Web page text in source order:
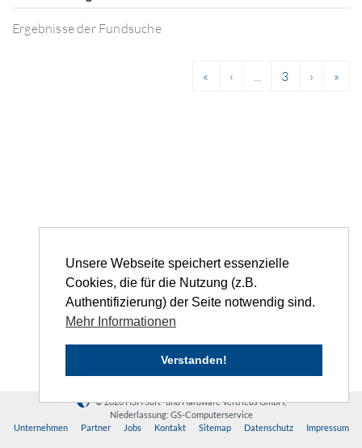
Unsere Webseite speichert essenzielle
Cookies, die für die Nutzung (z.B.
Authentifizierung) der Seite notwendig sind.
Mehr Informationen
Verstanden!
Ergebnisse der Fundsuche
« ‹ ... 3 › »
© 2026 HSH Soft- und Hardware Vertriebs GmbH,
Niederlassung: GS-Computerservice
Unternehmen
Partner Jobs Kontakt Sitemap Datenschutz Impressum